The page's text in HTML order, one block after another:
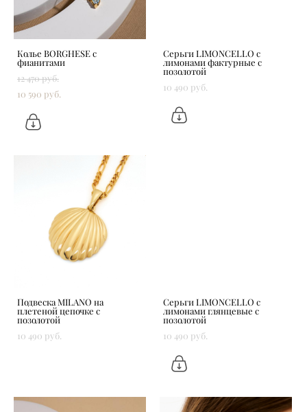
Колье BORGHESE с
фианитами
12 470 pуб.
10 590 pуб.
Серьги LIMONCELLO с
лимонами фактурные с
позолотой
10 490 pуб.
Подвеска MILANO на
плетеной цепочке с
позолотой
10 490 pуб.
Серьги LIMONCELLO с
лимонами глянцевые с
позолотой
10 490 pуб.